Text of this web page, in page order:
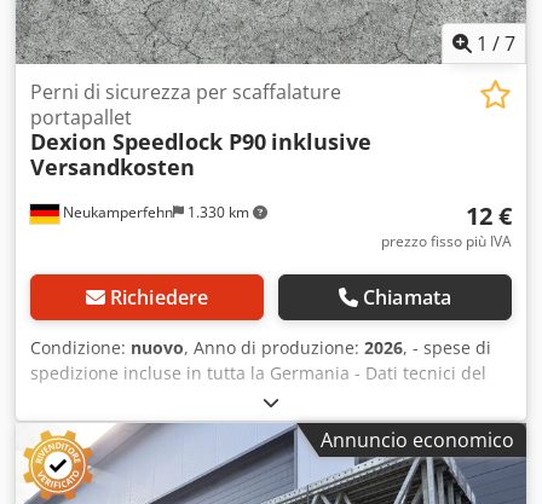
1 /7
Neukamperfehn 1.330 km
Perni di sicurezza per scaffalature
portapallet
Dexion Speedlock P90 inklusive
Versandkosten
12 €
prezzo fisso più IVA
Richiedere Chiamata
Condizione: nuovo, Anno di produzione: 2026, - spese di
spedizione incluse in tutta la Germania - Dati tecnici del
perno di sicurezza: Sistema di scaffalature: Dexion Tipo:
Speedlock P90 La fornitura comprende: 10 perni di
sicurezza, nuovi Colore del materiale: zincato Sendzimir
Diametro della testa: 13,58 mm Diametro del perno: 5,92
Annuncio economico